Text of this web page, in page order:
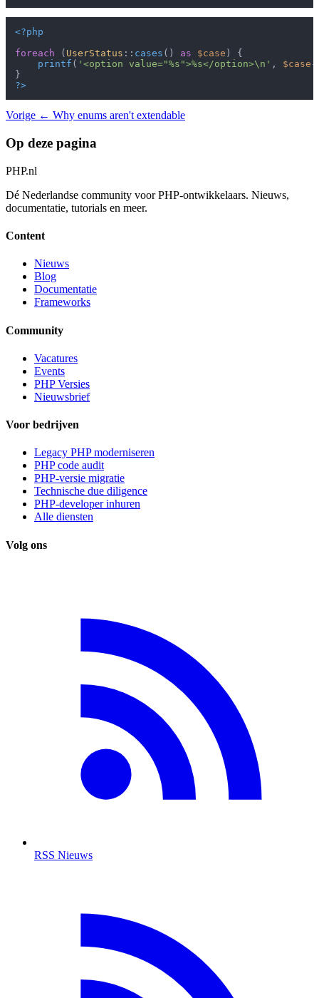
<?php
foreach ( UserStatus :: cases () as $case ) {
printf ( '<option value="%s">%s</option>\n' , $case -
?>
Vorige ← Why enums aren't extendable
Op deze pagina
PHP.nl
Dé Nederlandse community voor PHP-ontwikkelaars. Nieuws,
documentatie, tutorials en meer.
Content
Nieuws
Blog
Documentatie
Frameworks
Community
Vacatures
Events
PHP Versies
Nieuwsbrief
Voor bedrijven
Legacy PHP moderniseren
PHP code audit
PHP-versie migratie
Technische due diligence
PHP-developer inhuren
Alle diensten
Volg ons
RSS Nieuws